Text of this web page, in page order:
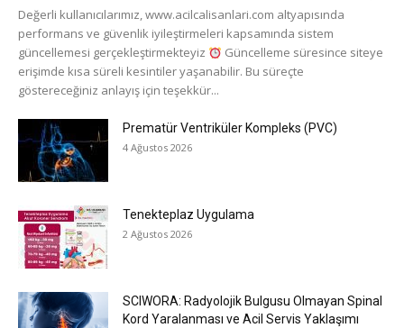
Değerli kullanıcılarımız, www.acilcalisanlari.com altyapısında
performans ve güvenlik iyileştirmeleri kapsamında sistem
güncellemesi gerçekleştirmekteyiz
Güncelleme süresince siteye
erişimde kısa süreli kesintiler yaşanabilir. Bu süreçte
göstereceğiniz anlayış için teşekkür...
Prematür Ventriküler Kompleks (PVC)
4 Ağustos 2026
Tenekteplaz Uygulama
2 Ağustos 2026
SCIWORA: Radyolojik Bulgusu Olmayan Spinal
Kord Yaralanması ve Acil Servis Yaklaşımı